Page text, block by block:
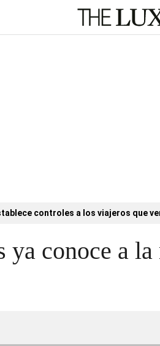
controles a los viajeros que
ya conoce a